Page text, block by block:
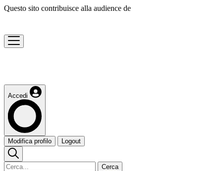
Questo sito contribuisce alla audience de
Accedi
Modifica profilo Logout
Cerca